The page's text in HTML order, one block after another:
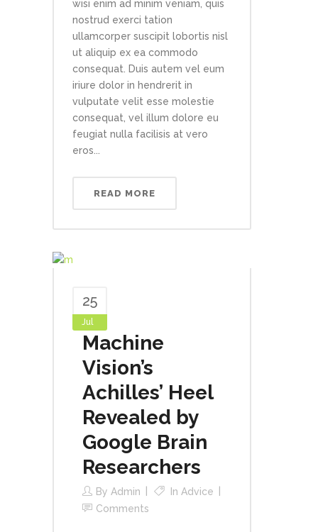
wisi enim ad minim veniam, quis
nostrud exerci tation
ullamcorper suscipit lobortis nisl
ut aliquip ex ea commodo
consequat. Duis autem vel eum
iriure dolor in hendrerit in
vulputate velit esse molestie
consequat, vel illum dolore eu
feugiat nulla facilisis at vero
eros...
READ MORE
25
Jul
Machine
Vision’s
Achilles’ Heel
Revealed by
Google Brain
Researchers
By Admin In Advice
Comments